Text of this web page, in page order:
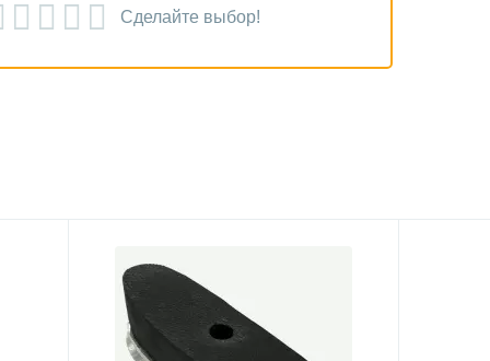
Сделайте выбор!